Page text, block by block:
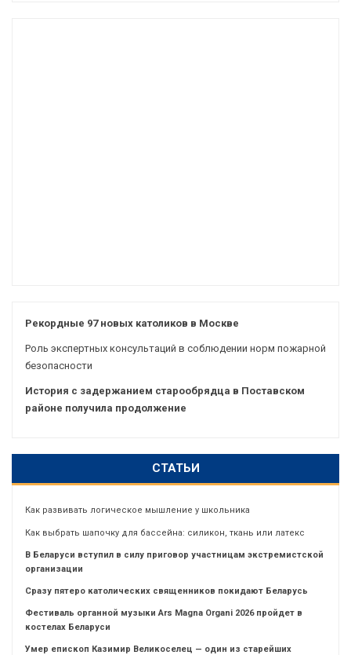
Рекордные 97 новых католиков в Москве
Роль экспертных консультаций в соблюдении норм пожарной
безопасности
История с задержанием старообрядца в Поставском
районе получила продолжение
СТАТЬИ
Как развивать логическое мышление у школьника
Как выбрать шапочку для бассейна: силикон, ткань или латекс
В Беларуси вступил в силу приговор участницам экстремистской
организации
Сразу пятеро католических священников покидают Беларусь
Фестиваль органной музыки Ars Magna Organi 2026 пройдет в
костелах Беларуси
Умер епископ Казимир Великоселец — один из старейших